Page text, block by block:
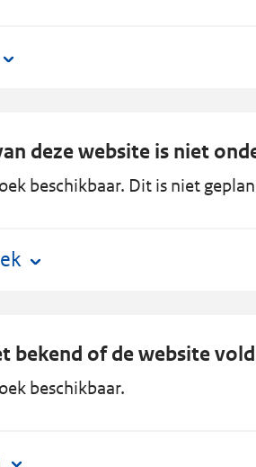
deze website is niet
beschikbaar. Dit is niet
bekend of de website
beschikbaar.